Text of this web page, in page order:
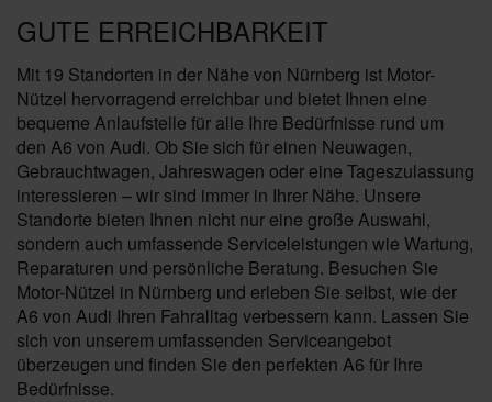
GUTE ERREICHBARKEIT
Mit 19 Standorten in der Nähe von Nürnberg ist Motor-
Nützel hervorragend erreichbar und bietet Ihnen eine
bequeme Anlaufstelle für alle Ihre Bedürfnisse rund um
den A6 von Audi. Ob Sie sich für einen Neuwagen,
Gebrauchtwagen, Jahreswagen oder eine Tageszulassung
interessieren – wir sind immer in Ihrer Nähe. Unsere
Standorte bieten Ihnen nicht nur eine große Auswahl,
sondern auch umfassende Serviceleistungen wie Wartung,
Reparaturen und persönliche Beratung. Besuchen Sie
Motor-Nützel in Nürnberg und erleben Sie selbst, wie der
A6 von Audi Ihren Fahralltag verbessern kann. Lassen Sie
sich von unserem umfassenden Serviceangebot
überzeugen und finden Sie den perfekten A6 für Ihre
Bedürfnisse.